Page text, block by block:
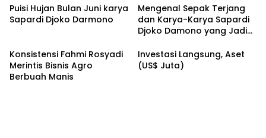
Dukungan dari Abah Aos
Puisi Hujan Bulan Juni karya
Sapardi Djoko Darmono
Mengenal Sepak Terjang
dan Karya-Karya Sapardi
Djoko Damono yang Jadi
Konsistensi Fahmi Rosyadi
Merintis Bisnis Agro
Berbuah Manis
Investasi Langsung, Aset
(US$ Juta)